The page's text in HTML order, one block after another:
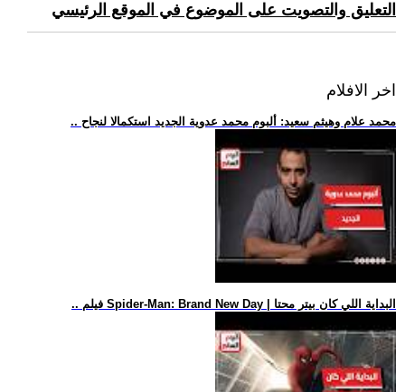
التعليق والتصويت على الموضوع في الموقع الرئيسي
اخر الافلام
.. محمد علام وهيثم سعيد: ألبوم محمد عدوية الجديد استكمالا لنجاح
.. فيلم Spider-Man: Brand New Day | البداية اللي كان بيتر محتا